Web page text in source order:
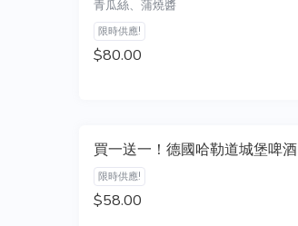
青瓜絲、蒲燒醬
限時供應!
$80.00
買一送一！德國哈勒道城堡啤酒
限時供應!
$58.00